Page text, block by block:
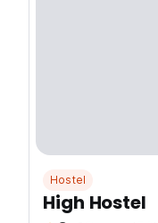
Hostel
High Hostel